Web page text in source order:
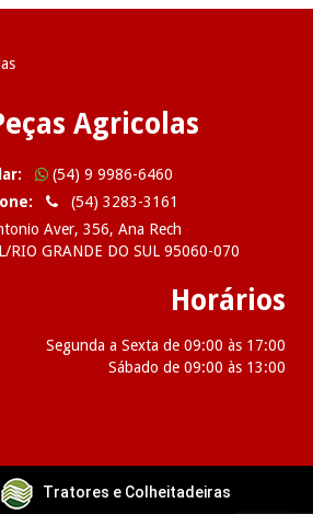
Agricolas
(54) 9 9986-6460
(54) 3283-3161
Aver, 356, Ana Rech
RIO GRANDE DO SUL 95060-070
Horários
Segunda a Sexta de 09:00 às 17:00
Sábado de 09:00 às 13:00
Dol Peças Agricolas
Tratores e Colheitadeiras